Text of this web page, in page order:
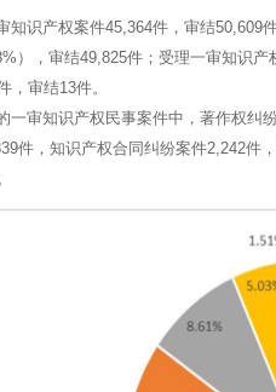
知识产权案件45,364件，审结50,609
），审结49,825件；受理一审知识
，审结13件。
一审知识产权民事案件中，著作权纠
件，知识产权合同纠纷案件2,242件